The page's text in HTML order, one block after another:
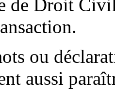
de Droit
ou
aussi